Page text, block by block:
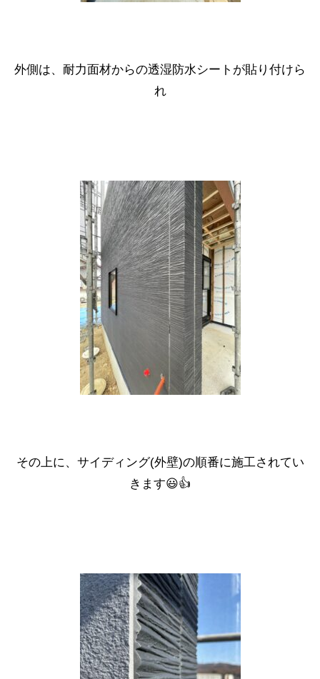
外側は、耐力面材からの透湿防水シートが貼り付けら
れ
その上に、サイディング(外壁)の順番に施工されてい
きます😃👍